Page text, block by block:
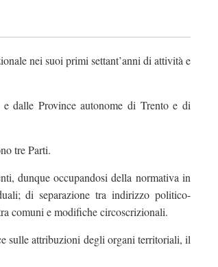
nei suoi primi settant’anni di attività e
dalle Province autonome di Trento e di
tre Parti.
dunque occupandosi della normativa in
di separazione tra indirizzo politico-
comuni e modifiche circoscrizionali.
sulle attribuzioni degli organi territoriali, il